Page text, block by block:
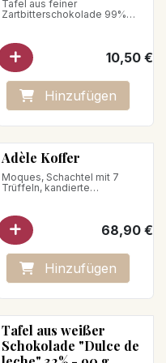
Tafel aus feiner
Zartbitterschokolade 99%
und Mandelnoten.
Nettogewicht: 90 g
Veganes Produkt
10,50€
Hinzufügen
Adèle Koffer
Moques, Schachtel mit 7
Trüffeln, kandierte
Knabbereien, Bamstamm
Nettogewicht: 590 g
68,90€
Hinzufügen
Tafel aus weißer
Schokolade "Dulce de